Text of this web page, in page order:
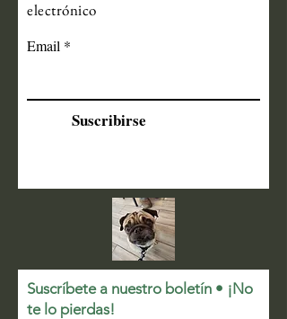
electrónico
Email
Suscribirse
Suscríbete a nuestro boletín • ¡No
te lo pierdas!